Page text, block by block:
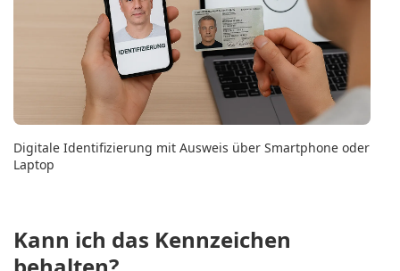
Digitale Identifizierung mit Ausweis über Smartphone oder
Laptop
Kann ich das Kennzeichen